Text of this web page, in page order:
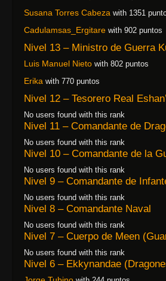
Susana Torres Cabeza with 1351
Cadulamsas_Ergitare with 902 puntos
Nivel 13 – Ministro de Guerra
Luis Manuel Nieto with 802 puntos
Erika with 770 puntos
Nivel 12 – Tesorero Real
No users found with this rank
Nivel 11 – Comandante de
No users found with this rank
Nivel 10 – Comandante de la
No users found with this rank
Nivel 9 – Comandante de
No users found with this rank
Nivel 8 – Comandante Naval
No users found with this rank
Nivel 7 – Cuerpo de Meen
No users found with this rank
Nivel 6 – Ekkynandae